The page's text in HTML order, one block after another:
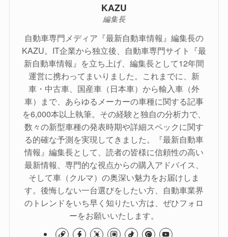
KAZU
編集長
自動車専門メディア『最新自動車情報』編集長の
KAZU。IT企業から独立後、自動車専門サイト『最
新自動車情報』を立ち上げ、編集長として12年間
運営に携わってまいりました。これまでに、新
車・中古車、国産車（日本車）から輸入車（外
車）まで、あらゆるメーカーの車種に関する記事
を6,000本以上執筆。その経験と独自の分析力で、
数々の新型車種の発表時期や詳細スペックに関す
る的確な予測を実現してきました。『最新自動車
情報』編集長として、読者の皆様に信頼性の高い
最新情報、専門的な視点からの購入アドバイス、
そして車（クルマ）の奥深い魅力をお届けしま
す。後悔しない一台選びをしたい方、自動車業界
のトレンドをいち早く知りたい方は、ぜひフォロ
ーをお願いいたします。